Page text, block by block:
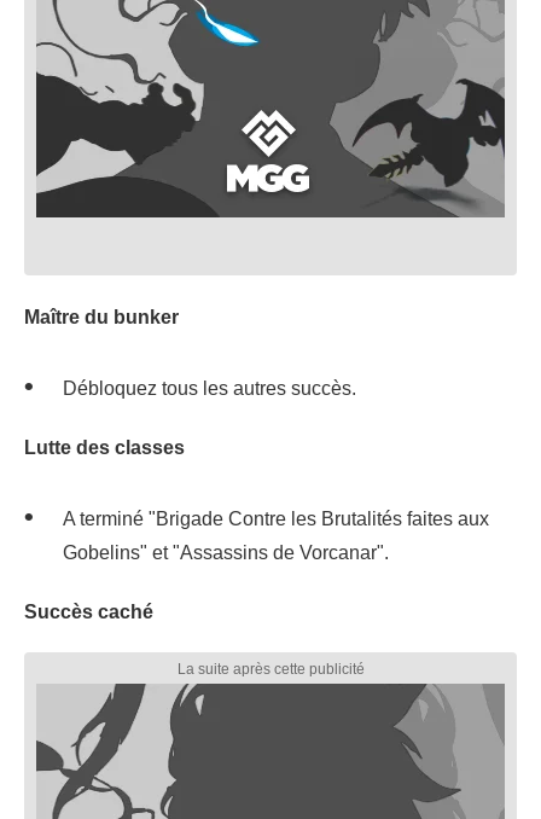
Maître du bunker
Débloquez tous les autres succès.
Lutte des classes
A terminé "Brigade Contre les Brutalités faites aux
Gobelins" et "Assassins de Vorcanar".
Succès caché